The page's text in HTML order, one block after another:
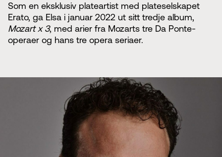
Som en eksklusiv plateartist med plateselskapet
Erato, ga Elsa i januar 2022 ut sitt tredje album,
Mozart x 3, med arier fra Mozarts tre Da Ponte-
operaer og hans tre opera seriaer.